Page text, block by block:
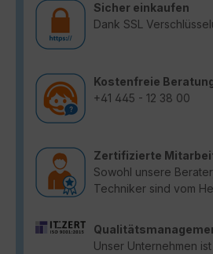
Sicher einkaufen
Dank SSL
Kostenfreie
+41 445 - 12 38 00
Zertifizierte
Sowohl unsere
Techniker sind vom
Unser Unternehmen